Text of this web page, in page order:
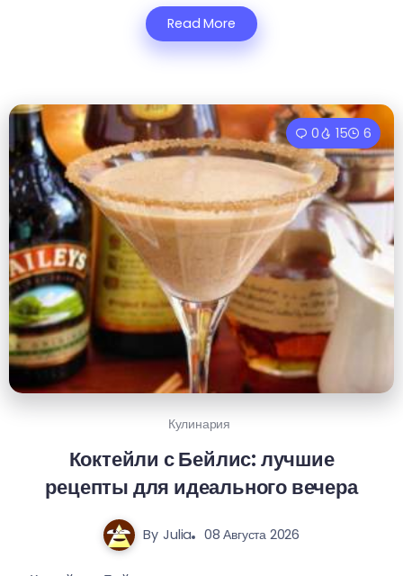
Read More
0 15 6
Кулинария
Коктейли с Бейлис: лучшие
рецепты для идеального вечера
By Julia 08 Августа 2026